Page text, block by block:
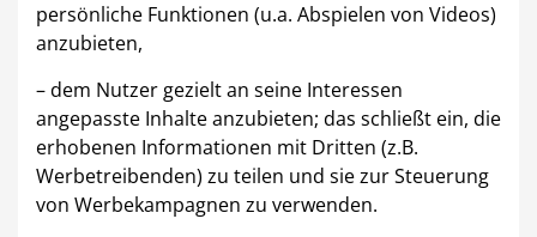
persönliche Funktionen (u.a. Abspielen von Videos)
anzubieten,
– dem Nutzer gezielt an seine Interessen
angepasste Inhalte anzubieten; das schließt ein, die
erhobenen Informationen mit Dritten (z.B.
Werbetreibenden) zu teilen und sie zur Steuerung
von Werbekampagnen zu verwenden.